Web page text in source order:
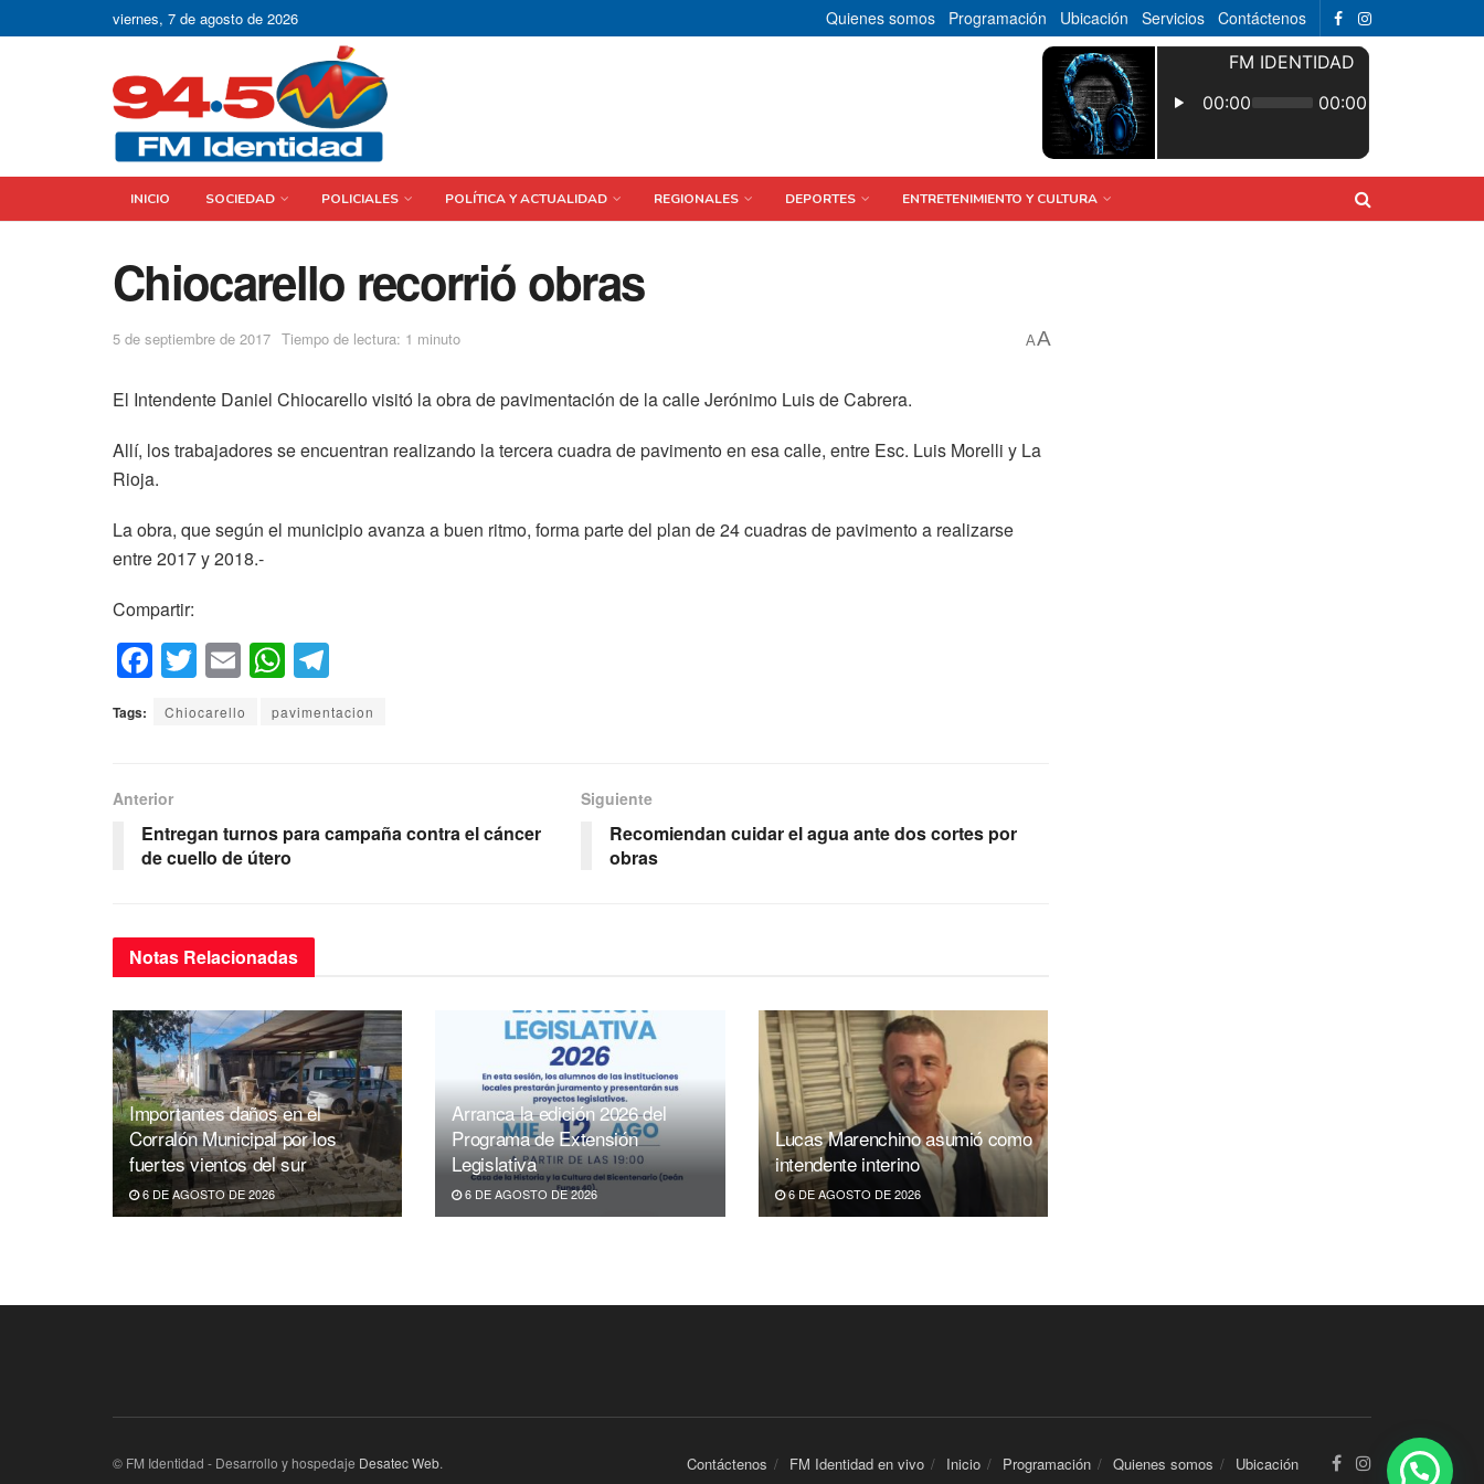
viernes, 7 de agosto de 2026 Quienes somos Programación Ubicación Servicios Contáctenos
INICIO SOCIEDAD POLICIALES POLÍTICA Y ACTUALIDAD REGIONALES DEPORTES ENTRETENIMIENTO Y CULTURA
Chiocarello recorrió obras
5 de septiembre de 2017 Tiempo de lectura: 1 minuto AA
El Intendente Daniel Chiocarello visitó la obra de pavimentación de la calle Jerónimo Luis de Cabrera.
Allí, los trabajadores se encuentran realizando la tercera cuadra de pavimento en esa calle, entre Esc. Luis Morelli y La
Rioja.
La obra, que según el municipio avanza a buen ritmo, forma parte del plan de 24 cuadras de pavimento a realizarse
entre 2017 y 2018.-
Compartir:
F
a
c
b
o
o
T
wi
tt
E
m
ail
W
h
at
p
p
el
e
m
Tags: Chiocarello pavimentacion
Anterior
Entregan turnos para campaña contra el cáncer
de cuello de útero
Siguiente
Recomiendan cuidar el agua ante dos cortes por
obras
Notas Relacionadas
Importantes daños en el
Corralón Municipal por los
fuertes vientos del sur
6 DE AGOSTO DE 2026
Arranca la edición 2026 del
Programa de Extensión
Legislativa
6 DE AGOSTO DE 2026
Lucas Marenchino asumió como
intendente interino
6 DE AGOSTO DE 2026
Contáctenos FM Identidad en vivo Inicio Programación Quienes somos Ubicación
© FM Identidad - Desarrollo y hospedaje Desatec Web.